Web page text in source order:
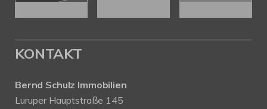
KONTAKT
Bernd Schulz Immobilien
Luruper Hauptstraße 145